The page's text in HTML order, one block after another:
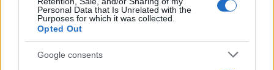
Personal Data that Is Unrelated with the
Purposes for which it was collected.
Opted Out
Google consents